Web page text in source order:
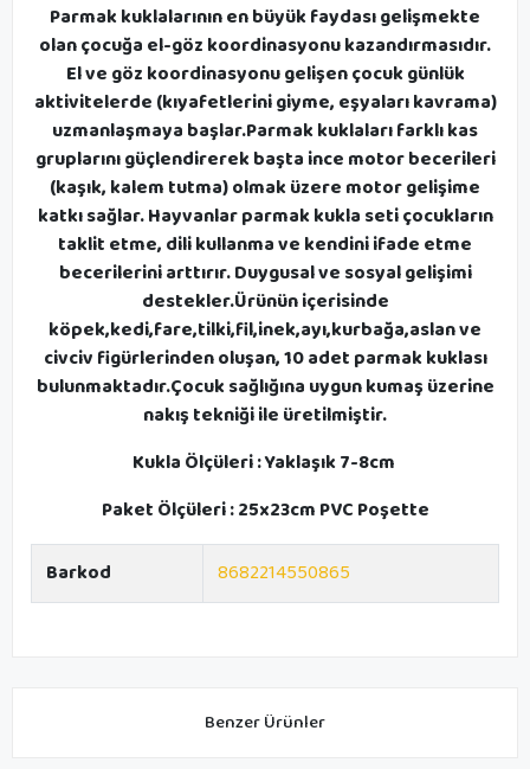
Parmak kuklalarının en büyük faydası gelişmekte
olan çocuğa el-göz koordinasyonu kazandırmasıdır.
El ve göz koordinasyonu gelişen çocuk günlük
aktivitelerde (kıyafetlerini giyme, eşyaları kavrama)
uzmanlaşmaya başlar.Parmak kuklaları farklı kas
gruplarını güçlendirerek başta ince motor becerileri
(kaşık, kalem tutma) olmak üzere motor gelişime
katkı sağlar. Hayvanlar parmak kukla seti çocukların
taklit etme, dili kullanma ve kendini ifade etme
becerilerini arttırır. Duygusal ve sosyal gelişimi
destekler.Ürünün içerisinde
köpek,kedi,fare,tilki,fil,inek,ayı,kurbağa,aslan ve
civciv figürlerinden oluşan, 10 adet parmak kuklası
bulunmaktadır.Çocuk sağlığına uygun kumaş üzerine
nakış tekniği ile üretilmiştir.
Kukla Ölçüleri : Yaklaşık 7-8cm
Paket Ölçüleri : 25x23cm PVC Poşette
Barkod 8682214550865
Benzer Ürünler